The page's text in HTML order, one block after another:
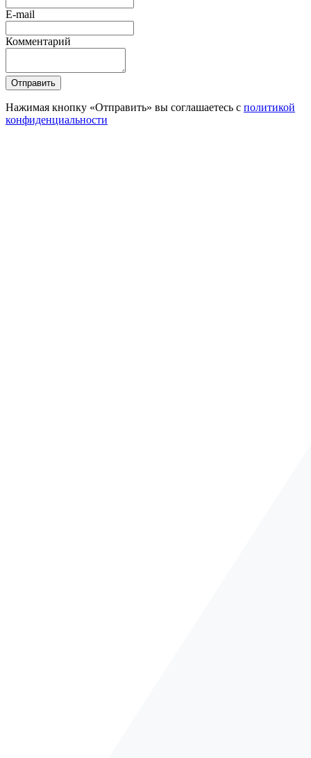
E-mail
Комментарий
Отправить
Нажимая кнопку «Отправить» вы соглашаетесь с политикой
конфиденциальности